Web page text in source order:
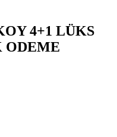
4+1 LÜKS
ODEME